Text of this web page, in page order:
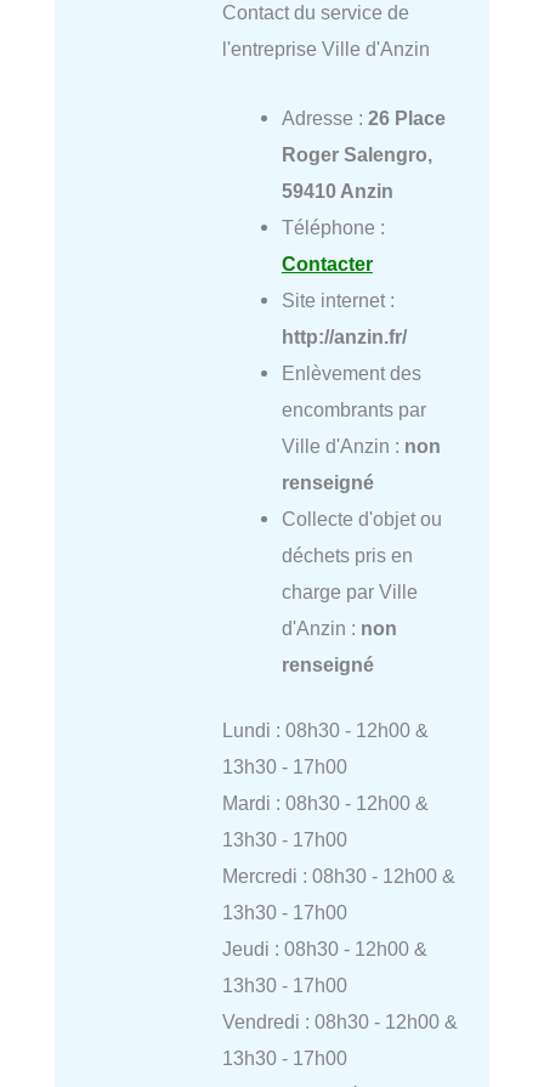
Contact du service de
l'entreprise Ville d'Anzin
Adresse : 26 Place
Roger Salengro,
59410 Anzin
Téléphone :
Contacter
Site internet :
http://anzin.fr/
Enlèvement des
encombrants par
Ville d'Anzin : non
renseigné
Collecte d'objet ou
déchets pris en
charge par Ville
d'Anzin : non
renseigné
Lundi : 08h30 - 12h00 &
13h30 - 17h00
Mardi : 08h30 - 12h00 &
13h30 - 17h00
Mercredi : 08h30 - 12h00 &
13h30 - 17h00
Jeudi : 08h30 - 12h00 &
13h30 - 17h00
Vendredi : 08h30 - 12h00 &
13h30 - 17h00